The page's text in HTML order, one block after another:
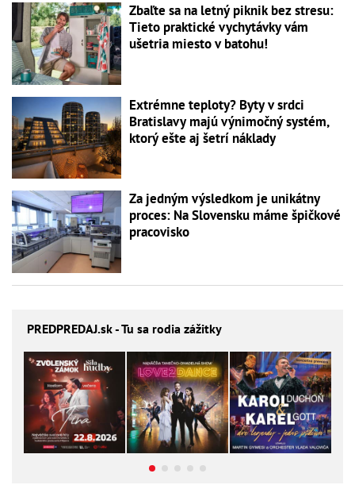
Zbaľte sa na letný piknik bez stresu:
Tieto praktické vychytávky vám
ušetria miesto v batohu!
Extrémne teploty? Byty v srdci
Bratislavy majú výnimočný systém,
ktorý ešte aj šetrí náklady
Za jedným výsledkom je unikátny
proces: Na Slovensku máme špičkové
pracovisko
PREDPREDAJ.sk - Tu sa rodia zážitky